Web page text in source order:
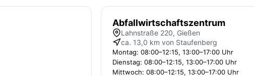
Abfallwirtschaftszentrum
Lahnstraße 220, Gießen
ca. 13,0 km von Staufenberg
Montag: 08:00–12:15, 13:00–17:00 Uhr
Dienstag: 08:00–12:15, 13:00–17:00 Uhr
Mittwoch: 08:00–12:15, 13:00–17:00 Uhr